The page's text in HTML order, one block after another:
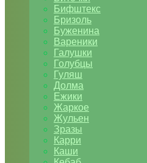
Бифштекс
Бризоль
Буженина
Вареники
Галушки
Голубцы
Гуляш
Долма
Ежики
Жаркое
Жульен
Зразы
Карри
Каши